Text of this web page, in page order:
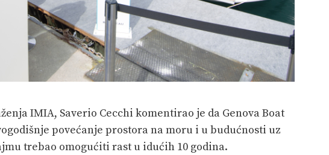
IMIA, Saverio Cecchi komentirao je da Genova Boat
povećanje prostora na moru i u budućnosti uz
trebao omogućiti rast u idućih 10 godina.